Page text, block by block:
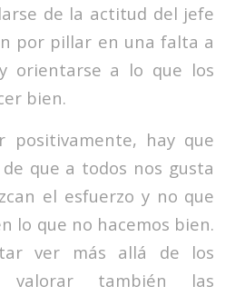
de la actitud del jefe
por pillar en una falta a
orientarse a lo que los
bien.
positivamente, hay que
que a todos nos gusta
el esfuerzo y no que
lo que no hacemos bien.
ver más allá de los
valorar también las